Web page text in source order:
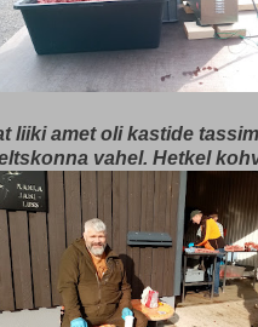
liiki amet oli kastide
vahel. Hetkel